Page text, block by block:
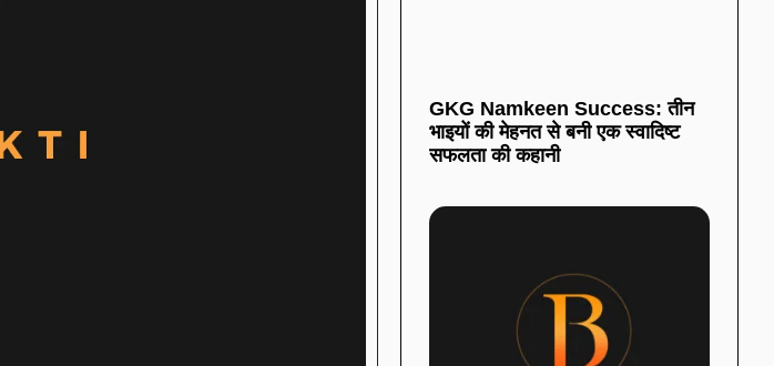
GKG Namkeen Success: तीन
भाइयों की मेहनत से बनी एक स्वादिष्ट
सफलता की कहानी